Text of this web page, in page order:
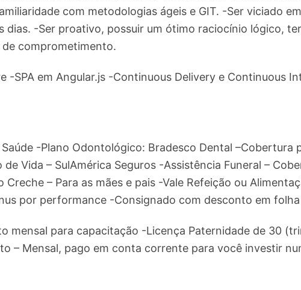
com metodologias ágeis e GIT. -Ser viciado
dias. -Ser proativo, possuir um ótimo raciocínio lógico,
comprometimento.
-SPA em Angular.js -Continuous Delivery e Continuous
-Plano Odontológico: Bradesco Dental –Cobertura
Vida – SulAmérica Seguros -Assistência Funeral –
Creche – Para as mães e pais -Vale Refeição ou
por performance -Consignado com desconto em folha
mensal para capacitação -Licença Paternidade de 30
– Mensal, pago em conta corrente para você investir